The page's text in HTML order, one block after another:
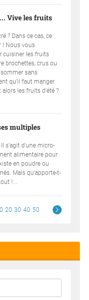
Vive les fruits
? Dans ce cas, ce
! Nous vous
cuisiner les fruits
brochettes, crus ou
sans
qu'il faut manger
alors les fruits d'été ?
multiples
s'agit d'une micro-
alimentaire pour
en poudre ou
Mais qu'apporte-t-
!...
20 30 40 50